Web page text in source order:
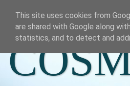
This site uses cookies from
are shared with Google along
statistics, and to detect and